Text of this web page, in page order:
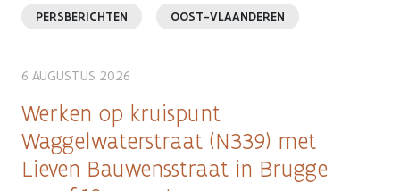
PERSBERICHTEN OOST-VLAANDEREN
6 AUGUSTUS 2026
Werken op kruispunt
Waggelwaterstraat (N339) met
Lieven Bauwensstraat in Brugge